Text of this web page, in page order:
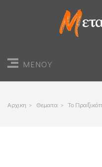
ΜΕΝΟΥ
Αρχικη > Θεματα > Το